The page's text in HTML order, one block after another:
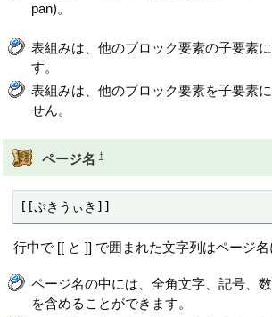
pan)。
表組みは、他のブロック要素の子要素
す。
表組みは、他のブロック要素を子要素
せん。
ページ名 †
[[ぷきうぃき]]
行中で [[ と ]] で囲まれた文字列はページ名
ページ名の中には、全角文字、記号、
を含めることができます。